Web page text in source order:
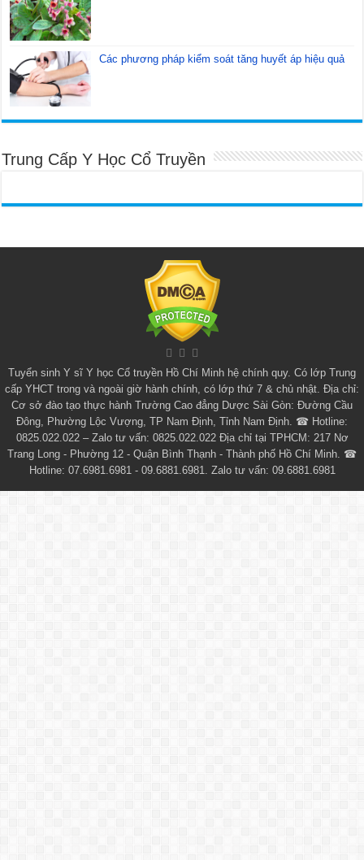
Các phương pháp kiểm soát tăng huyết áp hiệu quả
Trung Cấp Y Học Cổ Truyền
Tuyển sinh Y sĩ Y học Cổ truyền Hồ Chí Minh hệ chính quy. Có lớp Trung
cấp YHCT trong và ngoài giờ hành chính, có lớp thứ 7 & chủ nhật. Địa chỉ:
Cơ sở đào tạo thực hành Trường Cao đẳng Dược Sài Gòn: Đường Cầu
Đông, Phường Lộc Vượng, TP Nam Định, Tỉnh Nam Định. ☎ Hotline:
0825.022.022 – Zalo tư vấn: 0825.022.022 Địa chỉ tại TPHCM: 217 Nơ
Trang Long - Phường 12 - Quận Bình Thạnh - Thành phố Hồ Chí Minh. ☎
Hotline: 07.6981.6981 - 09.6881.6981. Zalo tư vấn: 09.6881.6981